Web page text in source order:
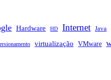
Hardware HD Internet Java
virtualização VMware